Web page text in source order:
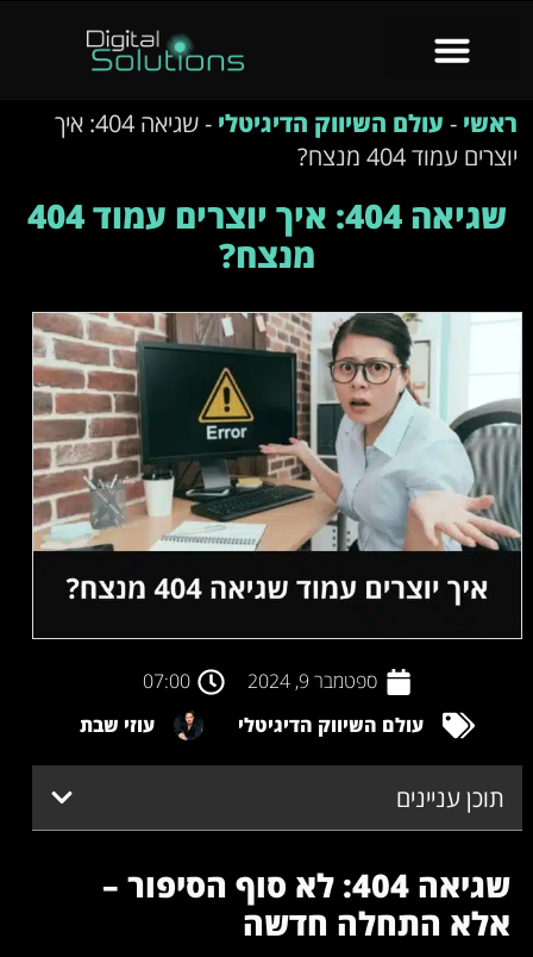
ראשי - עולם השיווק הדיגיטלי -
שגיאה 404: איך
יוצרים עמוד 404 מנצח?
שגיאה 404: איך יוצרים עמוד 404
מנצח?
ספטמבר 9, 2024
07:00
עולם השיווק הדיגיטלי
עוזי שבת
תוכן עניינים
שגיאה 404: לא סוף הסיפור –
אלא התחלה חדשה